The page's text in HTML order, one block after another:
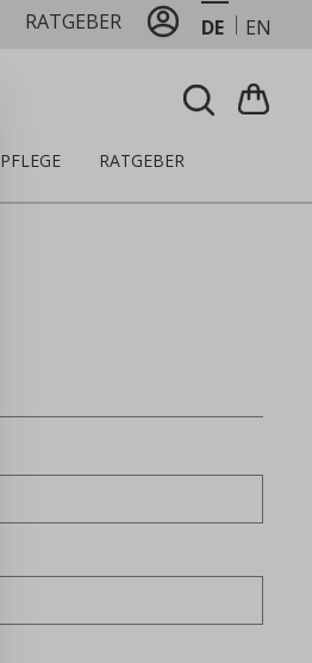
RATGEBER DE EN
PFLEGE RATGEBER